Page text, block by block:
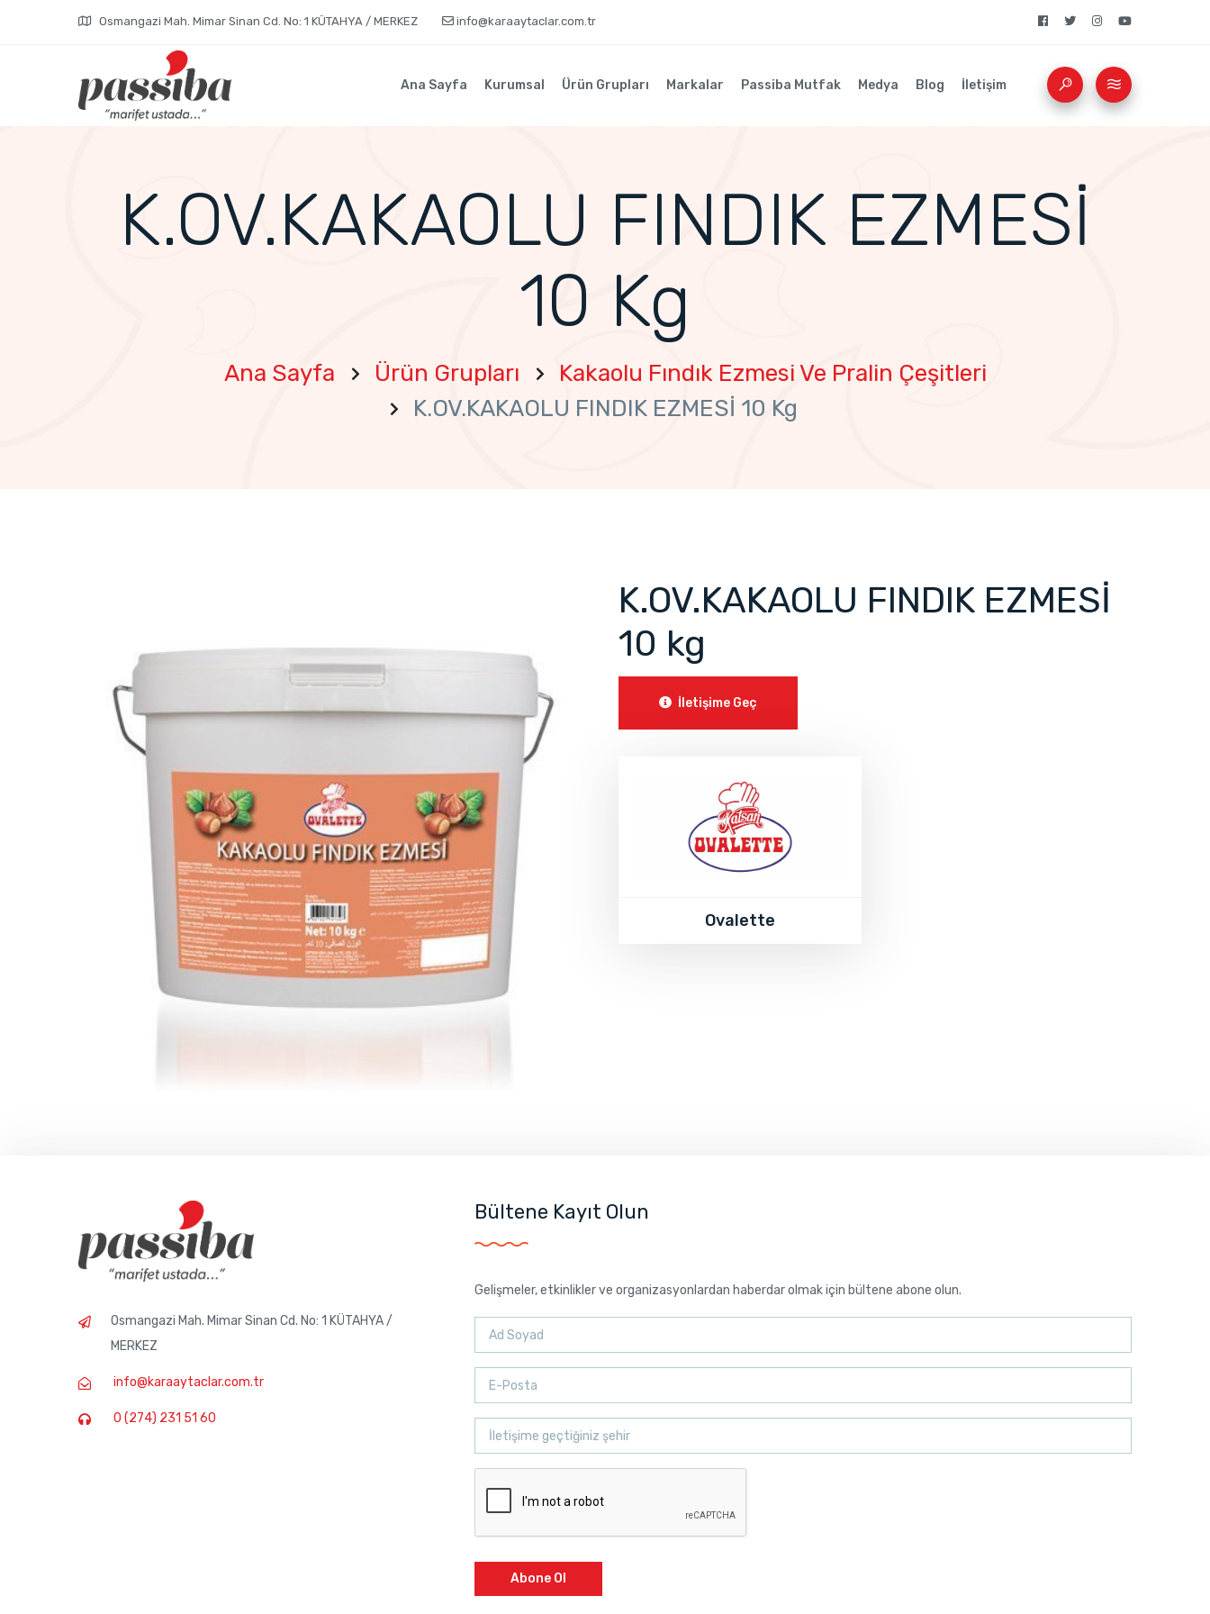
Osmangazi Mah. Mimar Sinan Cd. No: 1 KÜTAHYA / MERKEZ info@karaaytaclar.com.tr
Ana Sayfa Kurumsal Ürün Grupları Markalar Passiba Mutfak Medya Blog İletişim
K.OV.KAKAOLU FINDIK EZMESİ
10 Kg
Ana Sayfa Ürün Grupları
Kakaolu Fındık Ezmesi Ve Pralin Çeşitleri
K.OV.KAKAOLU FINDIK EZMESİ 10 Kg
K.OV.KAKAOLU FINDIK EZMESİ
10 kg
İletişime Geç
Ovalette
Osmangazi Mah. Mimar Sinan Cd. No: 1 KÜTAHYA /
MERKEZ
info@karaaytaclar.com.tr
0 (274) 231 51 60
Bültene Kayıt Olun
Gelişmeler, etkinlikler ve organizasyonlardan haberdar olmak için bültene abone olun.
Abone Ol